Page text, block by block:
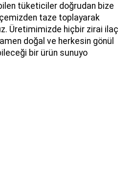
tüketiciler doğrudan bize
taze toplayarak
Üretimimizde hiçbir zirai ilaç
doğal ve herkesin gönül
bir ürün sunuyo